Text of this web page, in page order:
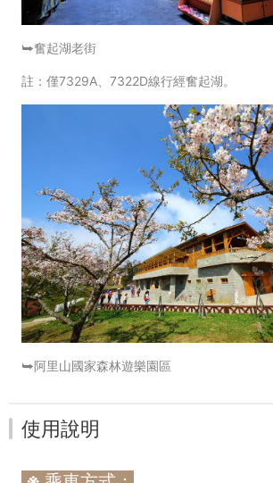
⮩奮起湖老街
註：僅7329A、7322D線行經奮起湖。
⮩阿里山國家森林遊樂園區
使用說明